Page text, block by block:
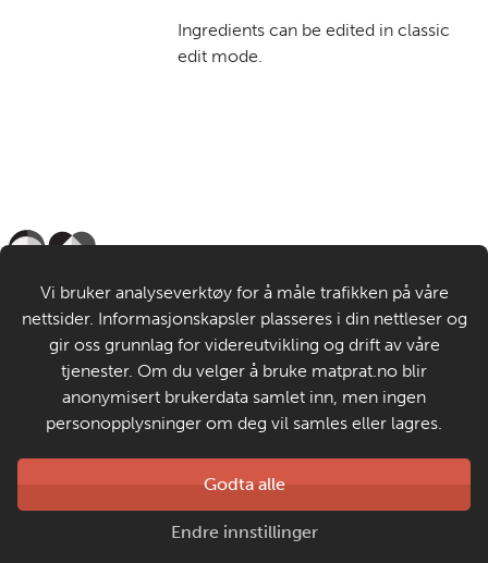
TIL DE VOKSNEIngredients can be edited in classic
edit mode.
Om MatStart
Kontakt oss
Personvern og informasjonskapsler
Laget av
Matprat
Vi bruker analyseverktøy for å måle trafikken på våre
nettsider. Informasjonskapsler plasseres i din nettleser og
gir oss grunnlag for videreutvikling og drift av våre
tjenester. Om du velger å bruke matprat.no blir
anonymisert brukerdata samlet inn, men ingen
personopplysninger om deg vil samles eller lagres.
Godta alle
Endre innstillinger